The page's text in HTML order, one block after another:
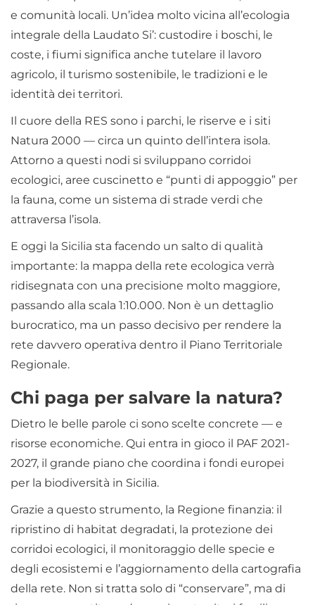
e comunità locali. Un’idea molto vicina all’ecologia
integrale della Laudato Si’: custodire i boschi, le
coste, i fiumi significa anche tutelare il lavoro
agricolo, il turismo sostenibile, le tradizioni e le
identità dei territori.
Il cuore della RES sono i parchi, le riserve e i siti
Natura 2000 — circa un quinto dell’intera isola.
Attorno a questi nodi si sviluppano corridoi
ecologici, aree cuscinetto e “punti di appoggio” per
la fauna, come un sistema di strade verdi che
attraversa l’isola.
E oggi la Sicilia sta facendo un salto di qualità
importante: la mappa della rete ecologica verrà
ridisegnata con una precisione molto maggiore,
passando alla scala 1:10.000. Non è un dettaglio
burocratico, ma un passo decisivo per rendere la
rete davvero operativa dentro il Piano Territoriale
Regionale.
Chi paga per salvare la natura?
Dietro le belle parole ci sono scelte concrete — e
risorse economiche. Qui entra in gioco il PAF 2021-
2027, il grande piano che coordina i fondi europei
per la biodiversità in Sicilia.
Grazie a questo strumento, la Regione finanzia: il
ripristino di habitat degradati, la protezione dei
corridoi ecologici, il monitoraggio delle specie e
degli ecosistemi e l’aggiornamento della cartografia
della rete. Non si tratta solo di “conservare”, ma di